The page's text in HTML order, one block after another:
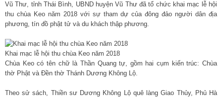
Vũ Thư, tỉnh Thái Bình, UBND huyện Vũ Thư đã tổ chức khai mạc lễ hội
thu chùa Keo năm 2018 với sự tham dự của đông đảo người dân địa
phương, tín đồ phật tử và du khách thập phương.
Khai mạc lễ hội thu chùa Keo năm 2018
Chùa Keo có tên chữ là Thần Quang tự, gồm hai cụm kiến trúc: Chùa
thờ Phật và Đền thờ Thánh Dương Không Lộ.
Theo sử sách, Thiền sư Dương Không Lộ quê làng Giao Thủy, Phủ Hà